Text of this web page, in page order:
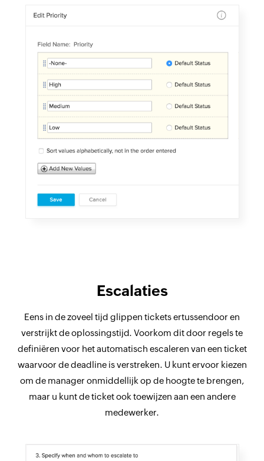
Escalaties
Eens in de zoveel tijd glippen tickets ertussendoor en
verstrijkt de oplossingstijd. Voorkom dit door regels te
definiëren voor het automatisch escaleren van een ticket
waarvoor de deadline is verstreken. U kunt ervoor kiezen
om de manager onmiddellijk op de hoogte te brengen,
maar u kunt de ticket ook toewijzen aan een andere
medewerker.